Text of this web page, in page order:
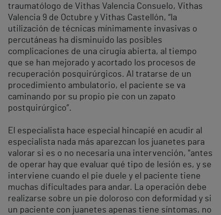
traumatólogo de Vithas Valencia Consuelo, Vithas
Valencia 9 de Octubre y Vithas Castellón, “la
utilización de técnicas mínimamente invasivas o
percutáneas ha disminuido las posibles
complicaciones de una cirugía abierta, al tiempo
que se han mejorado y acortado los procesos de
recuperación posquirúrgicos. Al tratarse de un
procedimiento ambulatorio, el paciente se va
caminando por su propio pie con un zapato
postquirúrgico”.
El especialista hace especial hincapié en acudir al
especialista nada más aparezcan los juanetes para
valorar si es o no necesaria una intervención, "antes
de operar hay que evaluar qué tipo de lesión es, y se
interviene cuando el pie duele y el paciente tiene
muchas dificultades para andar. La operación debe
realizarse sobre un pie doloroso con deformidad y si
un paciente con juanetes apenas tiene síntomas, no